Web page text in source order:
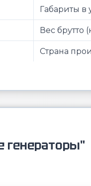
Габариты в
Вес брутто
Страна
генераторы"